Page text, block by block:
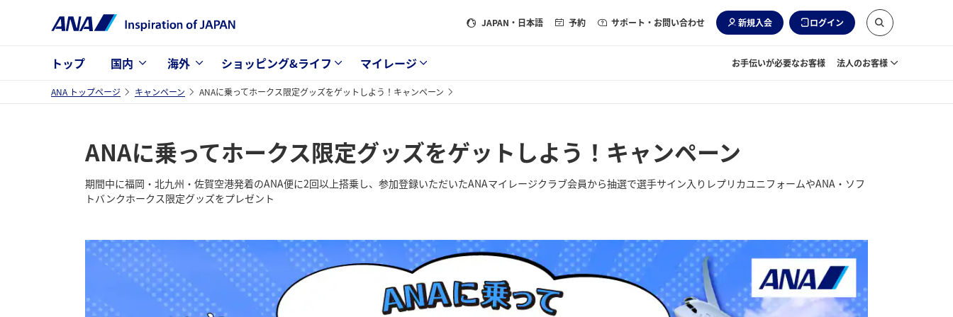
JAPAN ・日本語 予約 サポート・お問い合わせ 新規入会 ログイン
トップ 国内 海外 ショッピング&ライフ マイレージ お手伝いが必要なお客様 法人のお客様
ANA トップページ キャンペーン ANAに乗ってホークス限定グッズをゲットしよう！キャンペーン
ANAに乗ってホークス限定グッズをゲットしよう！キャンペーン
期間中に福岡・北九州・佐賀空港発着のANA便に2回以上搭乗し、参加登録いただいたANAマイレージクラブ会員から抽選で選手サイン入りレプリカユニフォームやANA・ソフ
トバンクホークス限定グッズをプレゼント